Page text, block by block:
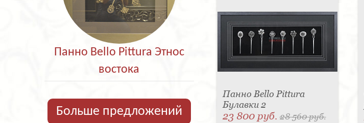
Панно Bello Pittura Этнос
востока
Больше предложений
Панно Bello Pittura
Булавки 2
23 800 руб.28 560 руб.